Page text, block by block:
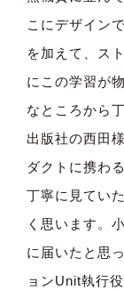
こにデザイン
を加えて、ス
にこの学習が
なところから
出版社の西田
ダクトに携わ
丁寧に見てい
く思います。
に届いたと思
ョンUnit執行